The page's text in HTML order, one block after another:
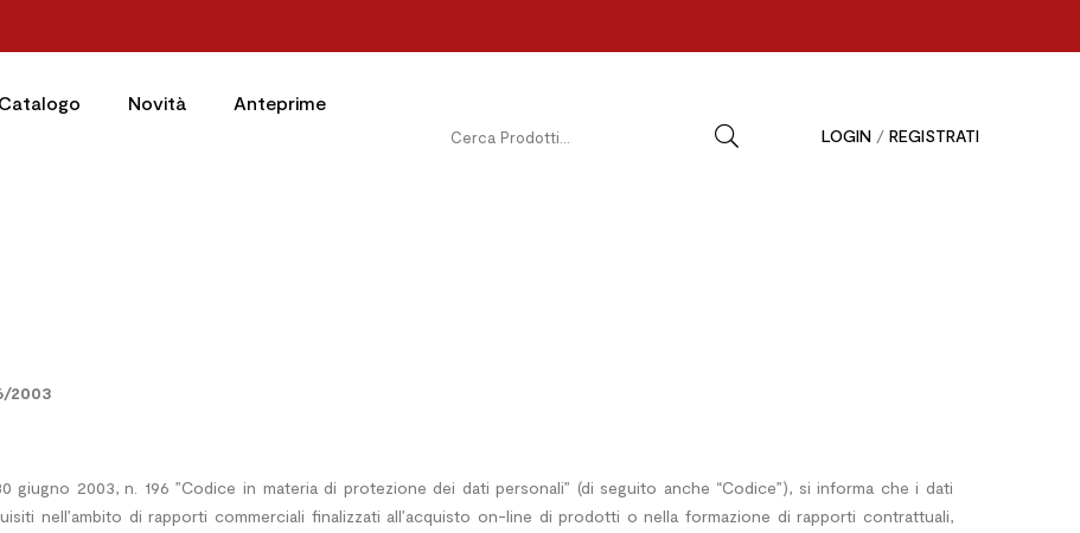
Catalogo Novità Anteprime
LOGIN / REGISTRATI
2003
giugno 2003, n. 196 ”Codice in materia di protezione dei dati personali” (di seguito anche “Codice”), si informa che i dati
nell’ambito di rapporti commerciali finalizzati all’acquisto on-line di prodotti o nella formazione di rapporti contrattuali,